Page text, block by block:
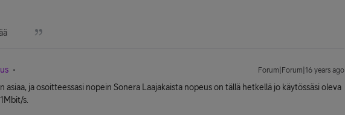
Forum|Forum|16 years ago
asiaa, ja osoitteessasi nopein Sonera Laajakaista nopeus on tällä hetkellä jo käytössäsi oleva
s.